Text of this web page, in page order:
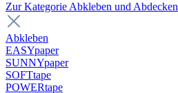
Zur Kategorie Abkleben und Abdecken
Abkleben
EASYpaper
SUNNYpaper
SOFTtape
POWERtape